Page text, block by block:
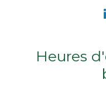
Heures